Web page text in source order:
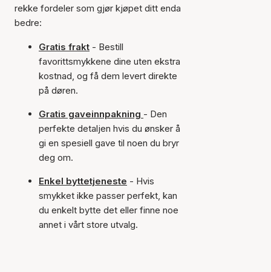
rekke fordeler som gjør kjøpet ditt enda
bedre:
Gratis frakt - Bestill
favorittsmykkene dine uten ekstra
kostnad, og få dem levert direkte
på døren.
Gratis gaveinnpakning - Den
perfekte detaljen hvis du ønsker å
gi en spesiell gave til noen du bryr
deg om.
Enkel byttetjeneste - Hvis
smykket ikke passer perfekt, kan
du enkelt bytte det eller finne noe
annet i vårt store utvalg.